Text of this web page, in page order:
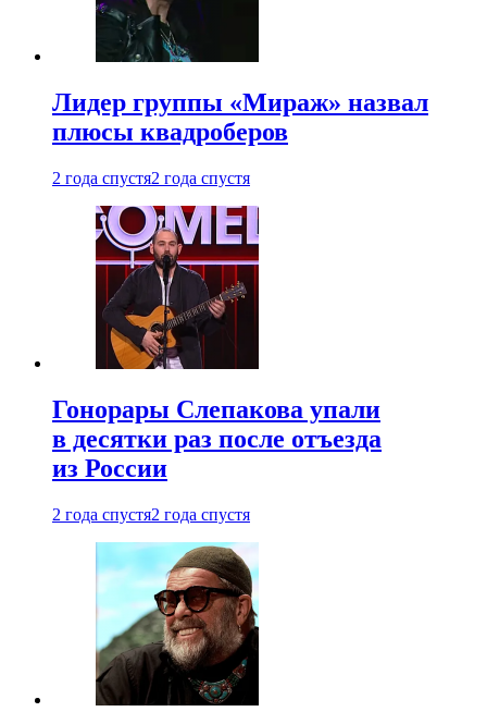
Лидер группы «Мираж» назвал
плюсы квадроберов
2 года спустя2 года спустя
Гонорары Слепакова упали
в десятки раз после отъезда
из России
2 года спустя2 года спустя